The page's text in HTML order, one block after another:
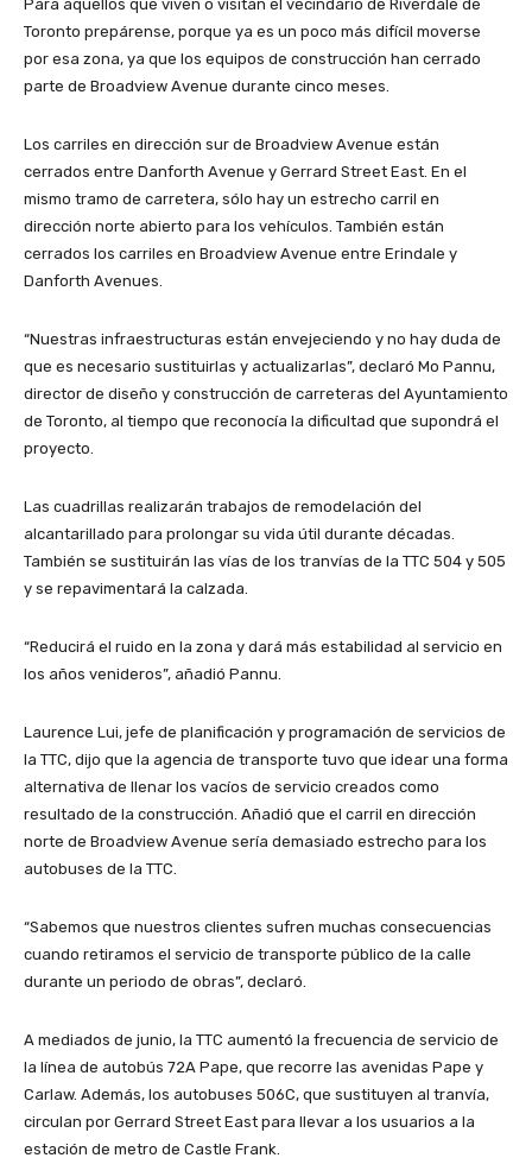
Para aquellos que viven o visitan el vecindario de Riverdale de
Toronto prepárense, porque ya es un poco más difícil moverse
por esa zona, ya que los equipos de construcción han cerrado
parte de Broadview Avenue durante cinco meses.
Los carriles en dirección sur de Broadview Avenue están
cerrados entre Danforth Avenue y Gerrard Street East. En el
mismo tramo de carretera, sólo hay un estrecho carril en
dirección norte abierto para los vehículos. También están
cerrados los carriles en Broadview Avenue entre Erindale y
Danforth Avenues.
“Nuestras infraestructuras están envejeciendo y no hay duda de
que es necesario sustituirlas y actualizarlas”, declaró Mo Pannu,
director de diseño y construcción de carreteras del Ayuntamiento
de Toronto, al tiempo que reconocía la dificultad que supondrá el
proyecto.
Las cuadrillas realizarán trabajos de remodelación del
alcantarillado para prolongar su vida útil durante décadas.
También se sustituirán las vías de los tranvías de la TTC 504 y 505
y se repavimentará la calzada.
“Reducirá el ruido en la zona y dará más estabilidad al servicio en
los años venideros”, añadió Pannu.
Laurence Lui, jefe de planificación y programación de servicios de
la TTC, dijo que la agencia de transporte tuvo que idear una forma
alternativa de llenar los vacíos de servicio creados como
resultado de la construcción. Añadió que el carril en dirección
norte de Broadview Avenue sería demasiado estrecho para los
autobuses de la TTC.
“Sabemos que nuestros clientes sufren muchas consecuencias
cuando retiramos el servicio de transporte público de la calle
durante un periodo de obras”, declaró.
A mediados de junio, la TTC aumentó la frecuencia de servicio de
la línea de autobús 72A Pape, que recorre las avenidas Pape y
Carlaw. Además, los autobuses 506C, que sustituyen al tranvía,
circulan por Gerrard Street East para llevar a los usuarios a la
estación de metro de Castle Frank.